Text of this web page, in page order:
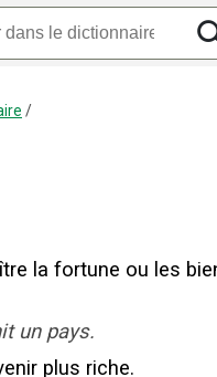
/
la fortune ou les
un pays.
plus riche.